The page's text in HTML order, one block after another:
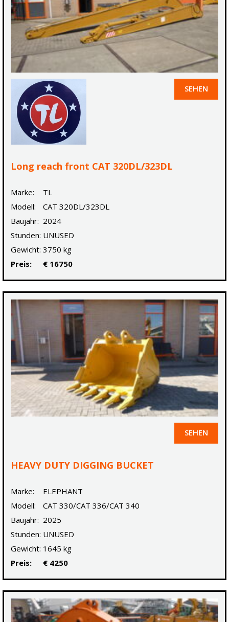
SEHEN
Long reach front CAT 320DL/323DL
Marke:
TL
Modell:
CAT 320DL/323DL
Baujahr: 2024
Stunden: UNUSED
Gewicht: 3750 kg
Preis:
€ 16750
SEHEN
HEAVY DUTY DIGGING BUCKET
Marke:
ELEPHANT
Modell:
CAT 330/CAT 336/CAT 340
Baujahr: 2025
Stunden: UNUSED
Gewicht: 1645 kg
Preis:
€ 4250